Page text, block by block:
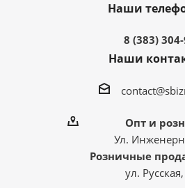
Наши
8 (383)
Наши
Опт и
Ул.
Розничные
ул.